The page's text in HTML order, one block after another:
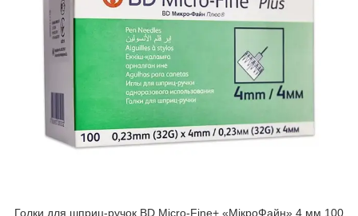
Голки для шприц-ручок BD Micro-Fine+ «МікроФайн» 4 мм 100